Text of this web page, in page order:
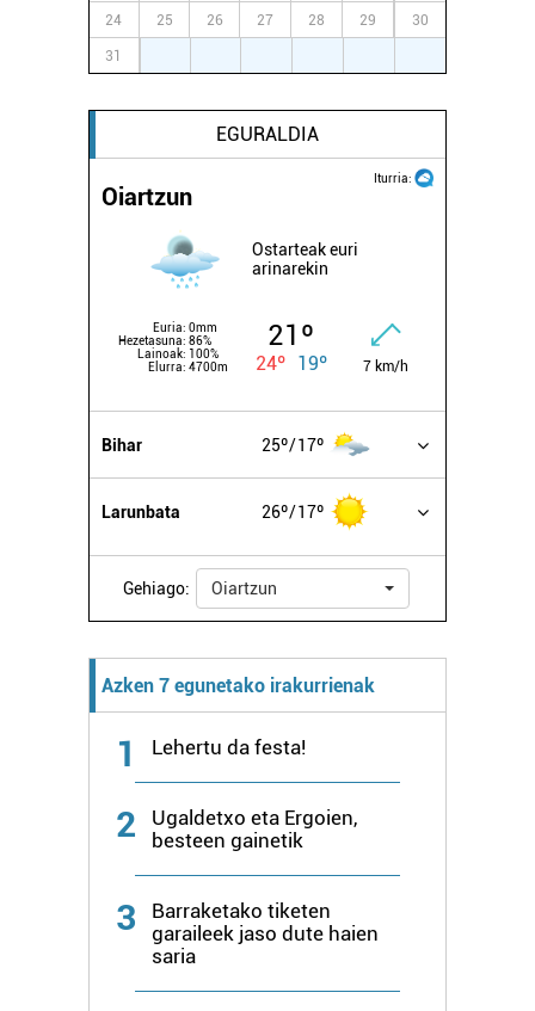
24 25 26 27 28 29 30
31
EGURALDIA
Iturria:
Oiartzun
Ostarteak euri
arinarekin
Euria: 0mm
Hezetasuna: 86%
Lainoak: 100%
Elurra: 4700m
21º
24º 19º 7 km/h
Bihar 25º 17º
Larunbata 26º 17º
Gehiago: Oiartzun
Azken 7 egunetako irakurrienak
1 Lehertu da festa!
2
Ugaldetxo eta Ergoien,
besteen gainetik
3
Barraketako tiketen
garaileek jaso dute haien
saria